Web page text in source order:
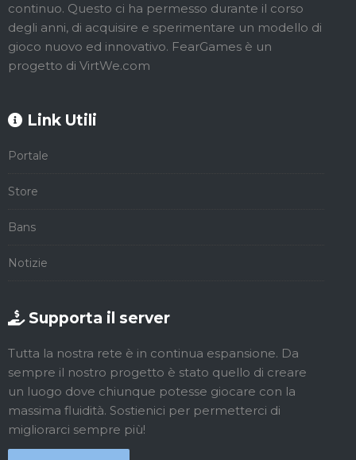
continuo. Questo ci ha permesso durante il corso
degli anni, di acquisire e sperimentare un modello di
gioco nuovo ed innovativo. FearGames è un
progetto di VirtWe.com
Link Utili
Portale
Store
Bans
Notizie
Supporta il server
Tutta la nostra rete è in continua espansione. Da
sempre il nostro progetto è stato quello di creare
un luogo dove chiunque potesse giocare con la
massima fluidità. Sostienici per permetterci di
migliorarci sempre più!